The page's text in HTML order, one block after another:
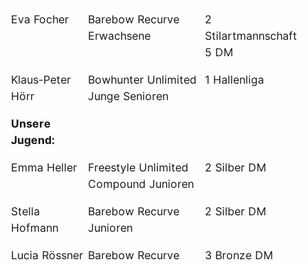
Eva Focher
Barebow Recurve
Erwachsene
2
Stilartmannschaft
5 DM
Klaus-Peter
Hörr
Bowhunter Unlimited
Junge Senioren
1 Hallenliga
Unsere
Jugend:
Emma Heller
Freestyle Unlimited
Compound Junioren
2 Silber DM
Stella
Hofmann
Barebow Recurve
Junioren
2 Silber DM
Lucia Rössner Barebow Recurve
3 Bronze DM